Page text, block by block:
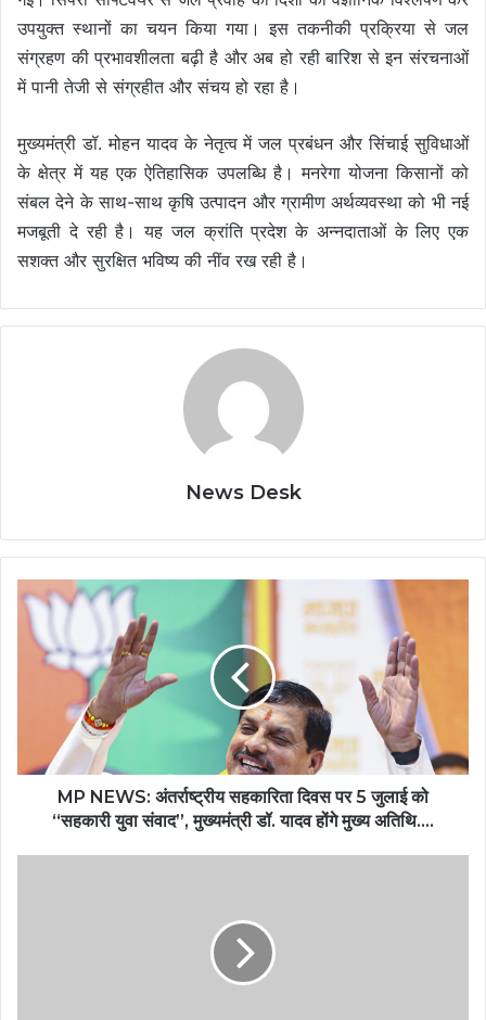
उपयुक्त स्थानों का चयन किया गया। इस तकनीकी प्रक्रिया से जल
संग्रहण की प्रभावशीलता बढ़ी है और अब हो रही बारिश से इन संरचनाओं
में पानी तेजी से संग्रहीत और संचय हो रहा है।
मुख्यमंत्री डॉ. मोहन यादव के नेतृत्व में जल प्रबंधन और सिंचाई सुविधाओं
के क्षेत्र में यह एक ऐतिहासिक उपलब्धि है। मनरेगा योजना किसानों को
संबल देने के साथ-साथ कृषि उत्पादन और ग्रामीण अर्थव्यवस्था को भी नई
मजबूती दे रही है। यह जल क्रांति प्रदेश के अन्नदाताओं के लिए एक
सशक्त और सुरक्षित भविष्य की नींव रख रही है।
News Desk
MP NEWS: अंतर्राष्ट्रीय सहकारिता दिवस पर 5 जुलाई को
“सहकारी युवा संवाद”, मुख्यमंत्री डॉ. यादव होंगे मुख्य अतिथि….